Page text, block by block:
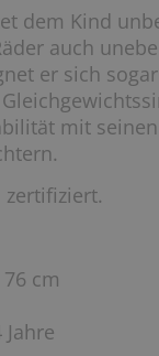
dem Kind
auch
er sich
mit
zertifiziert.
cm